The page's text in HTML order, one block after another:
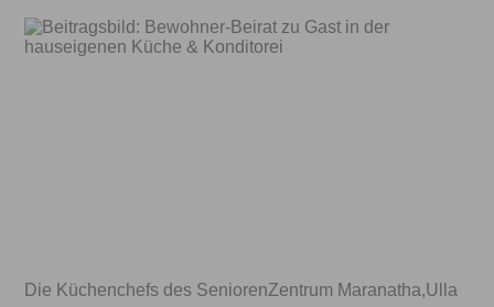
Die Küchenchefs des SeniorenZentrum Maranatha,Ulla